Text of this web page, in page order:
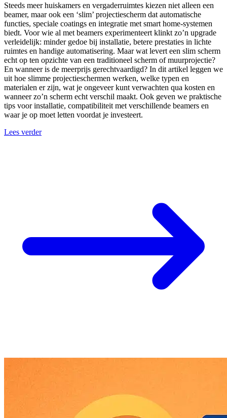
Steeds meer huiskamers en vergaderruimtes kiezen niet alleen een
beamer, maar ook een ‘slim’ projectiescherm dat automatische
functies, speciale coatings en integratie met smart home-systemen
biedt. Voor wie al met beamers experimenteert klinkt zo’n upgrade
verleidelijk: minder gedoe bij installatie, betere prestaties in lichte
ruimtes en handige automatisering. Maar wat levert een slim scherm
echt op ten opzichte van een traditioneel scherm of muurprojectie?
En wanneer is de meerprijs gerechtvaardigd? In dit artikel leggen we
uit hoe slimme projectieschermen werken, welke typen en
materialen er zijn, wat je ongeveer kunt verwachten qua kosten en
wanneer zo’n scherm echt verschil maakt. Ook geven we praktische
tips voor installatie, compatibiliteit met verschillende beamers en
waar je op moet letten voordat je investeert.
Lees verder